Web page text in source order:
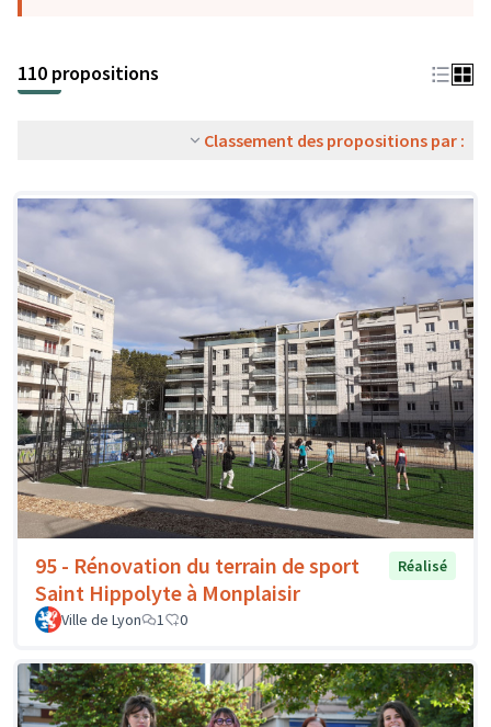
110 propositions
Classement des propositions par :
95 - Rénovation du terrain de sport
Saint Hippolyte à Monplaisir
Réalisé
Ville de Lyon 1 0